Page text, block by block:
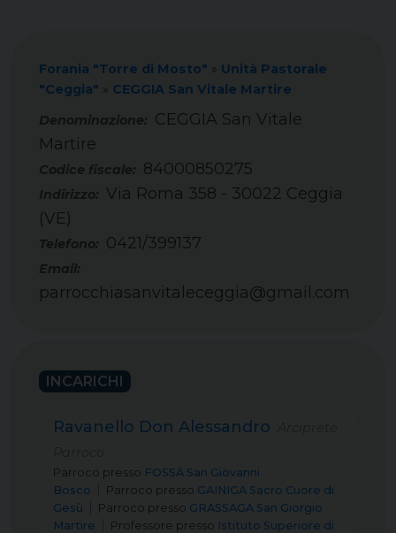
Forania "Torre di Mosto" » Unità Pastorale
"Ceggia" » CEGGIA San Vitale Martire
CEGGIA San Vitale
Martire
Codice fiscale: 84000850275
Telefono: 0421/399137
Email:
parrocchiasanvitaleceggia@gmail.com
Indirizzo: Via Roma 358 - 30022 Ceggia
(VE)
INCARICHI
Ravanello Don Alessandro
Parroco presso FOSSÀ San Giovanni
Bosco
Parroco presso GAINIGA Sacro Cuore di
Gesù
Parroco presso GRASSAGA San Giorgio
Martire
Professore presso Istituto Superiore di